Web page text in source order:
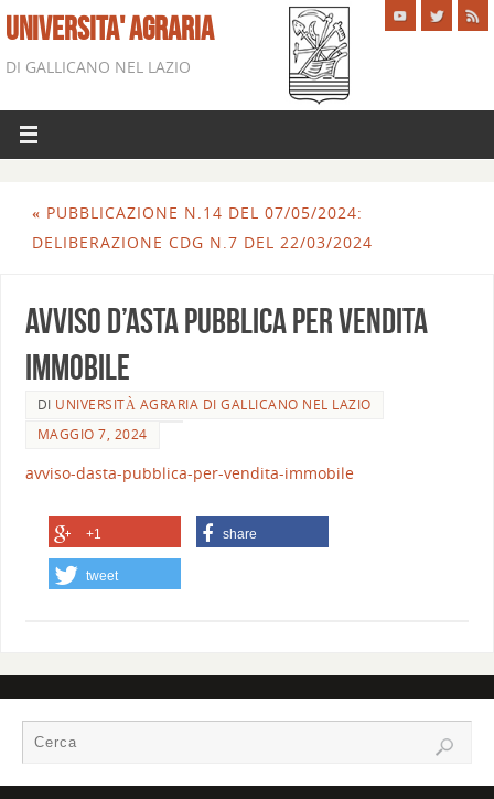
UNIVERSITA' AGRARIA
DI GALLICANO NEL LAZIO
« PUBBLICAZIONE N.14 DEL 07/05/2024:
DELIBERAZIONE CDG N.7 DEL 22/03/2024
AVVISO D’ASTA PUBBLICA PER VENDITA
IMMOBILE
DI UNIVERSITÀ AGRARIA DI GALLICANO NEL LAZIO
MAGGIO 7, 2024
avviso-dasta-pubblica-per-vendita-immobile
+1 share
tweet